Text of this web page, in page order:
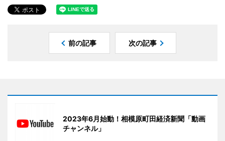
前の記事 次の記事
2023年6月始動！相模原町田経済新聞「動画
チャンネル」